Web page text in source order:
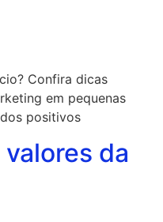
Confira dicas
em pequenas
positivos
da